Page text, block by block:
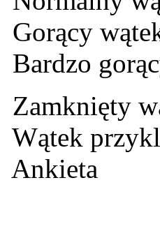
Gorący
Bardzo
Zamknięty
Wątek
Ankieta